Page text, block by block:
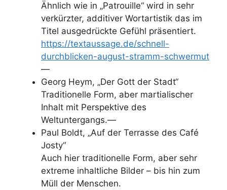
Ähnlich wie in „Patrouille“ wird in sehr
verkürzter, additiver Wortartistik das im
Titel ausgedrückte Gefühl präsentiert.
https://textaussage.de/schnell-
durchblicken-august-stramm-schwermut
—
Georg Heym, „Der Gott der Stadt“
Traditionelle Form, aber martialischer
Inhalt mit Perspektive des
Weltuntergangs.—
Paul Boldt, „Auf der Terrasse des Café
Josty“
Auch hier traditionelle Form, aber sehr
extreme inhaltliche Bilder – bis hin zum
Müll der Menschen.